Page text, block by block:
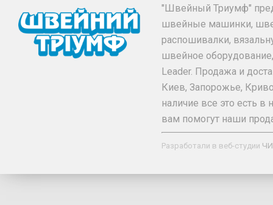
"Швейный Триумф"
швейные машинки,
распошивалки,
швейное
Leader. Продажа и
Киев, Запорожье,
наличие все это есть
вам помогут наши
Разработали в веб-студии